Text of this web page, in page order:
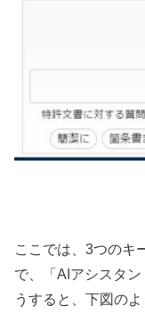
ここでは、3つのキ
で、「AIアシスタ
うすると、下図のよ